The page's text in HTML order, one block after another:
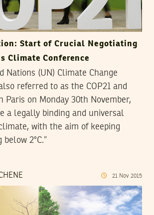
Start of Crucial Negotiating
Climate Conference
Nations (UN) Climate Change
referred to as the COP21 and
Paris on Monday 30th November,
a legally binding and universal
with the aim of keeping
2°C.”
21 Nov 2015